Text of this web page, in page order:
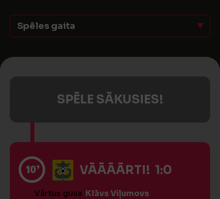
Spēles gaita
SPĒLE SĀKUSIES!
10’ VĀĀĀĀRTI! 1:0
Vārtus guva Klāvs Viļumovs